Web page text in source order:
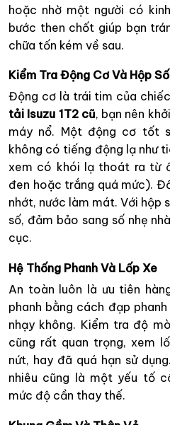
hoặc nhờ một người có
bước then chốt giúp bạn
chữa tốn kém về sau.
Kiểm Tra Động Cơ Và Hộp Số
Động cơ là trái tim của
tải Isuzu 1T2 cũ, bạn nên
máy nổ. Một động cơ tốt
không có tiếng động lạ như
xem có khói lạ thoát ra từ
đen hoặc trắng quá mức).
nhớt, nước làm mát. Với hộp
số, đảm bảo sang số nhẹ
cục.
Hệ Thống Phanh Và Lốp Xe
An toàn luôn là ưu tiên
phanh bằng cách đạp
nhạy không. Kiểm tra độ
cũng rất quan trọng, xem
nứt, hay đã quá hạn sử
nhiêu cũng là một yếu tố
mức độ cần thay thế.